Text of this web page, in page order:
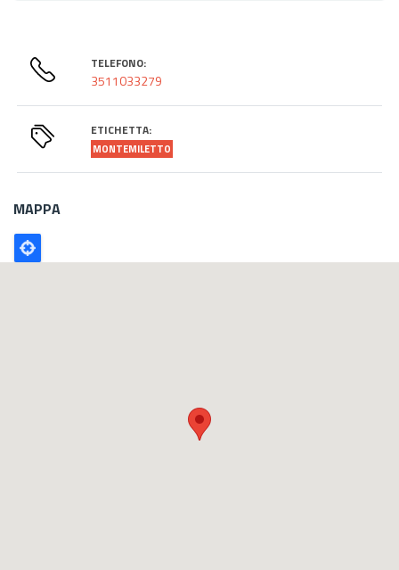
TELEFONO:
3511033279
ETICHETTA:
MONTEMILETTO
MAPPA
Poligono
GEO